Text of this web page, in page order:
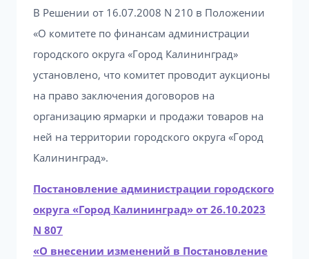
В Решении от 16.07.2008 N 210 в Положении
«О комитете по финансам администрации
городского округа «Город Калининград»
установлено, что комитет проводит аукционы
на право заключения договоров на
организацию ярмарки и продажи товаров на
ней на территории городского округа «Город
Калининград».
Постановление администрации городского
округа «Город Калининград» от 26.10.2023
N 807
«О внесении изменений в Постановление